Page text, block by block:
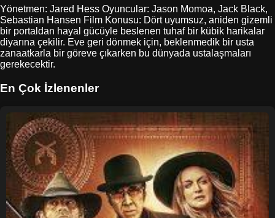
Yönetmen: Jared Hess Oyuncular: Jason Momoa, Jack Black,
Sebastian Hansen Film Konusu: Dört uyumsuz, aniden gizemli
bir portaldan hayal gücüyle beslenen tuhaf bir kübik harikalar
diyarına çekilir. Eve geri dönmek için, beklenmedik bir usta
zanaatkarla bir göreve çıkarken bu dünyada ustalaşmaları
gerekecektir.
En Çok İzlenenler